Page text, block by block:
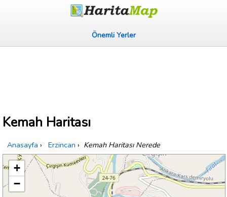
Önemli Yerler
Kemah Haritası
Anasayfa › Erzincan › Kemah Haritası Nerede
+
−